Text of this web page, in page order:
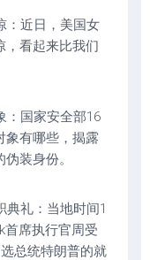
：近日，美国女
，看起来比我们
：国家安全部16
象有哪些，揭露
装身份。
典礼：当地时间1
首席执行官周受
总统特朗普的就